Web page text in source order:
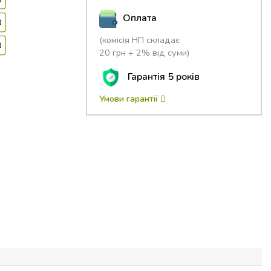
Оплата
(комісія НП складає
20 грн + 2% від суми)
Гарантія 5 років
Умови гарантії